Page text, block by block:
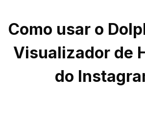
Como usar o
Visualizador de
do